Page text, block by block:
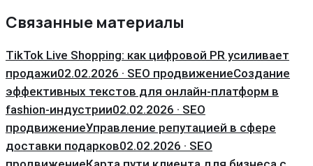
Связанные материалы
TikTok Live Shopping: как цифровой PR усиливает
продажи02.02.2026 · SEO продвижениеСоздание
эффективных текстов для онлайн-платформ в
fashion-индустрии02.02.2026 · SEO
продвижениеУправление репутацией в сфере
доставки подарков02.02.2026 · SEO